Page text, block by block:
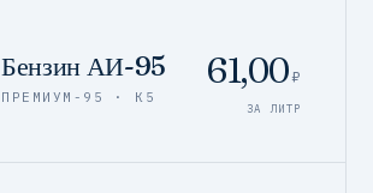
Бензин АИ-95
ПРЕМИУМ-95 · К5
61,00₽
ЗА ЛИТР